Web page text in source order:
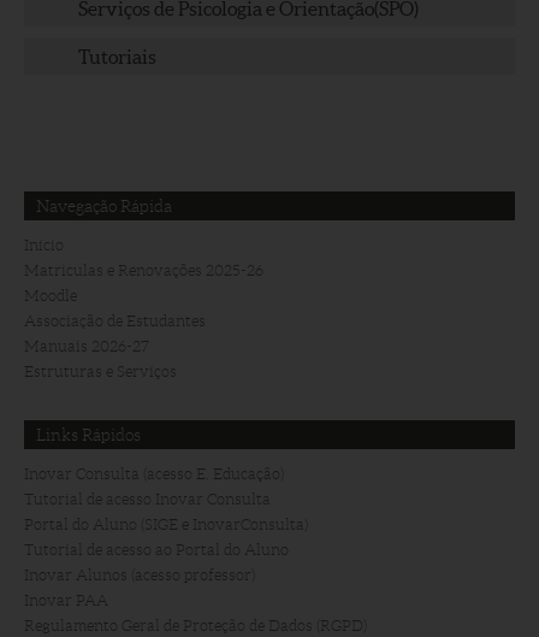
Serviços de Psicologia e Orientação(SPO)
Tutoriais
Navegação Rápida
Início
Matriculas e Renovações 2025-26
Moodle
Associação de Estudantes
Manuais 2026-27
Estruturas e Serviços
Links Rápidos
Inovar Consulta (acesso E. Educação)
Tutorial de acesso Inovar Consulta
Portal do Aluno (SIGE e InovarConsulta)
Tutorial de acesso ao Portal do Aluno
Inovar Alunos (acesso professor)
Inovar PAA
Regulamento Geral de Proteção de Dados (RGPD)